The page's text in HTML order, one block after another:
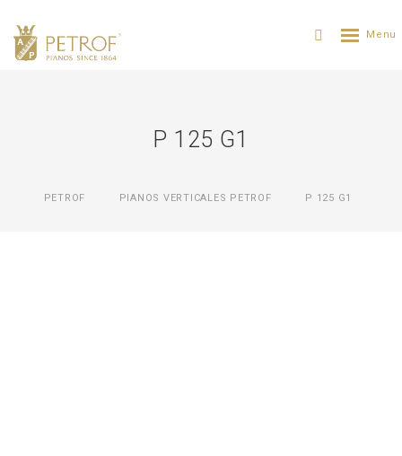
P 125 G1
PETROF PIANOS VERTICALES PETROF P 125 G1